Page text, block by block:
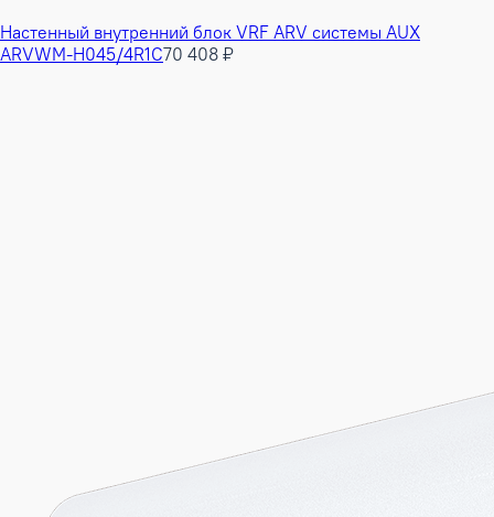
Настенный внутренний блок VRF ARV системы AUX
ARVWM-H045/4R1C70 408 ₽